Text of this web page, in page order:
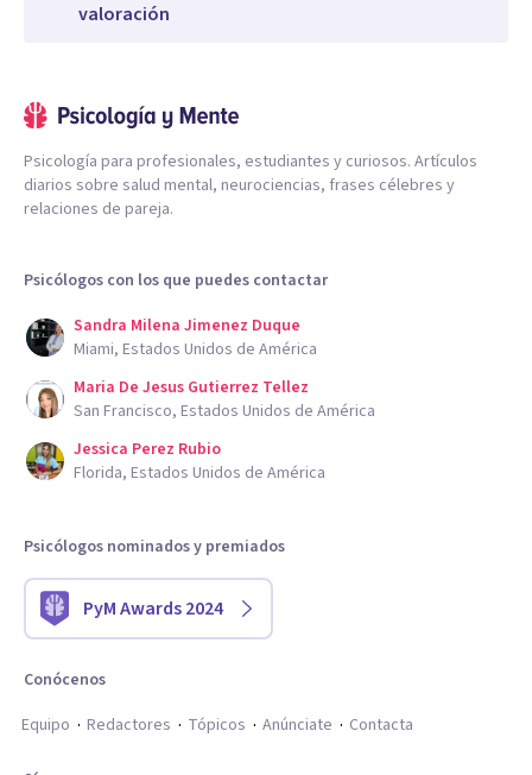
valoración
Psicología para profesionales, estudiantes y curiosos. Artículos
diarios sobre salud mental, neurociencias, frases célebres y
relaciones de pareja.
Psicólogos con los que puedes contactar
Sandra Milena Jimenez Duque
Miami, Estados Unidos de América
Maria De Jesus Gutierrez Tellez
San Francisco, Estados Unidos de América
Jessica Perez Rubio
Florida, Estados Unidos de América
Psicólogos nominados y premiados
PyM Awards 2024
Conócenos
Equipo
Redactores Tópicos Anúnciate Contacta